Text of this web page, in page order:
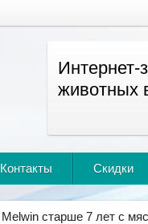
Интернет-
животных
Контакты Скидки
Melwin старше 7 лет с